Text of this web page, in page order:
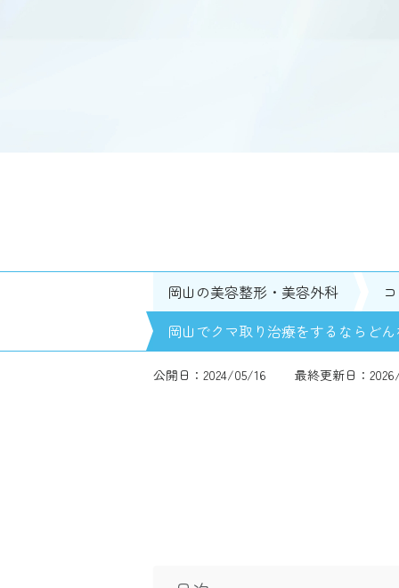
岡山の美容整形・美容外科
岡山でクマ取り治療をするならど
公開日：2024/05/16 最終更新日：